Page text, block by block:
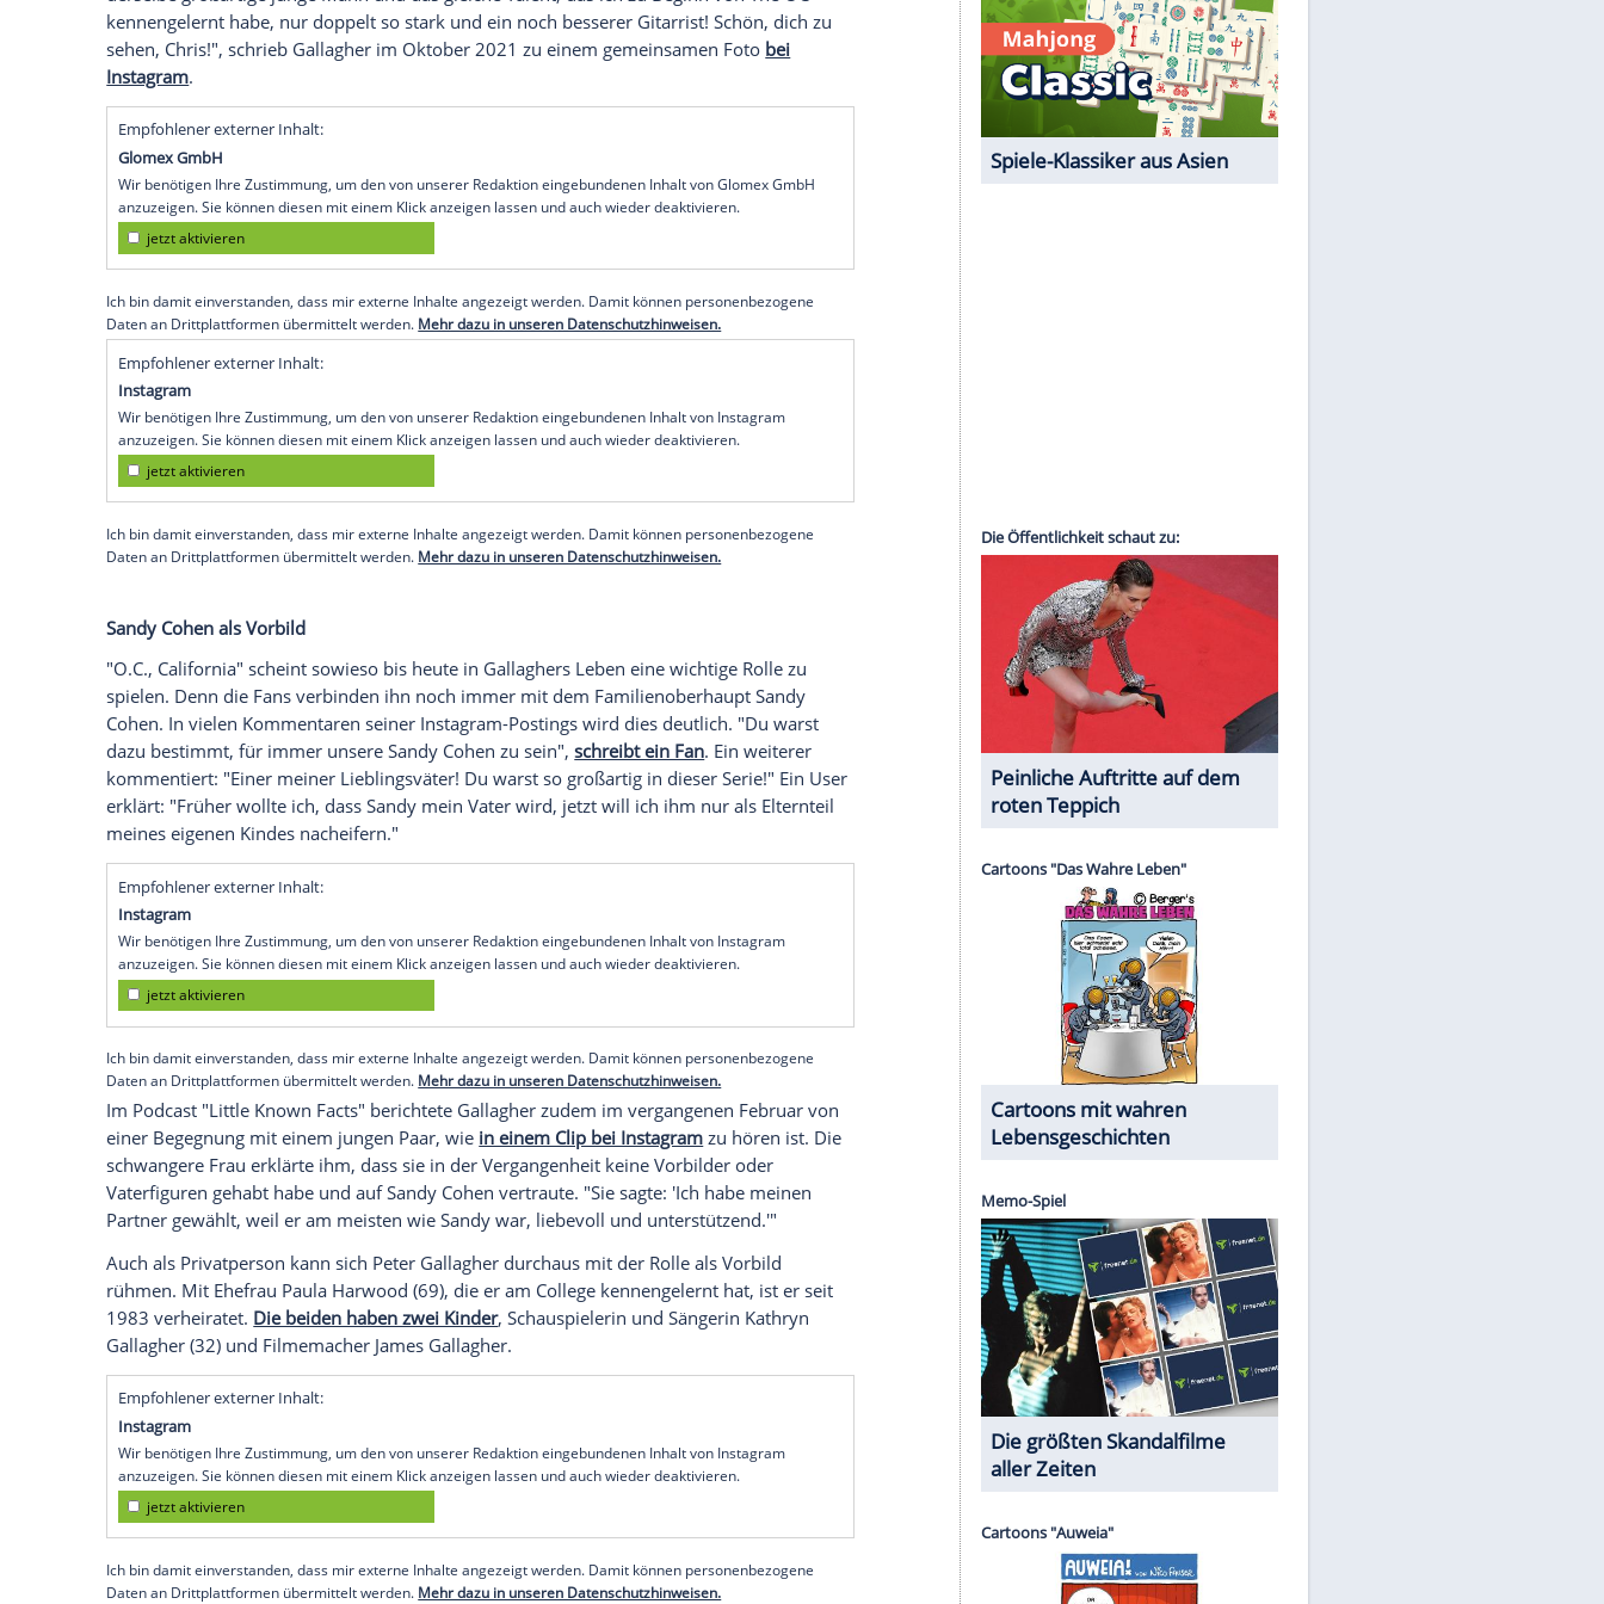
Broadway-Treue und Serien-Wiedersehen
2007 endete "O.C., California" mit dem Finale der vierten Staffel. Und Peter Gallagher? Der
drehte Filme wie "Burlesque" (2010), "Step Up Revolution" (2012) oder "After" (2019). Am
Broadway
war er zuletzt in "Left on Tenth" (2024) zu sehen. "Es war schon immer mein
Wunsch, an denBroadwayzurückzukehren",sagte Gallgher imOktober
"Broadway.com". "Ich mag es, einen Ort zu haben, wo ich hingehen kann, wo ich den
Bühnentürsteher, die Schreiner, die Garderobiere und das Hauspersonal sehe."
Auch dem Seriengenre blieb Gallagher treu. Er stand unter anderem für "Covert Affairs",
"Grace and Frankie" und "Grey's Anatomy" vor derKamera. In letzterer übernahm er die
Rolle des Dr. David Hamilton und konnte sich am Set auf ein "O.C., California"-Gesicht
freuen: Gallagher feierte eine Reunion mit Luke-Darsteller
derselbe großartige junge Mann und das gleiche Talent, das ich zu Beginn von The OC
kennengelernt habe, nur doppelt so stark und ein noch besserer Gitarrist! Schön, dich zu
sehen, Chris!", schrieb Gallagher imOktober2021 zu einem gemeinsamen Foto
Instagram.
Glomex GmbH
Wir benötigen Ihre Zustimmung, um den von unserer Redaktion eingebundenen Inhalt von Glomex GmbH
anzuzeigen. Sie können diesen mit einem Klick anzeigen lassen und auch wieder deaktivieren.
jetzt aktivieren
Ich bin damit einverstanden, dass mir externe Inhalte angezeigt werden. Damit können personenbezogene
Daten an Drittplattformen übermittelt werden.
Empfohlener externer Inhalt:
Instagram
Wir benötigen Ihre Zustimmung, um den von unserer Redaktion eingebundenen Inhalt von Instagram
anzuzeigen. Sie können diesen mit einem Klick anzeigen lassen und auch wieder deaktivieren.
jetzt aktivieren
Ich bin damit einverstanden, dass mir externe Inhalte angezeigt werden. Damit können personenbezogene
Daten an Drittplattformen übermittelt werden.Mehr dazu in unseren Datenschutzhinweisen.
Sandy Cohen als Vorbild
"O.C., California" scheint sowieso bis heute in Gallaghers Leben eine wichtige Rolle zu
spielen. Denn dieFansverbinden ihn noch immer mit dem Familienoberhaupt
Sandy
Cohen. In vielen Kommentaren seiner Instagram-Postings wird dies deutlich. "Du warst
dazu bestimmt, für immer unsereSandy . Ein weiterer
kommentiert: "Einer meiner Lieblingsväter! Du warst so großartig in dieser Serie!" Ein User
erklärt: "Früher wollte ich, dass
mein Vater wird, jetzt will ich ihm nur als Elternteil
meines eigenen Kindes nacheifern."
Empfohlener externer Inhalt:
Instagram
Wir benötigen Ihre Zustimmung, um den von unserer Redaktion eingebundenen Inhalt von Instagram
Spiele-Klassiker aus Asien
Die Öffentlichkeit schaut zu:
Peinliche Auftritte auf dem
roten Teppich